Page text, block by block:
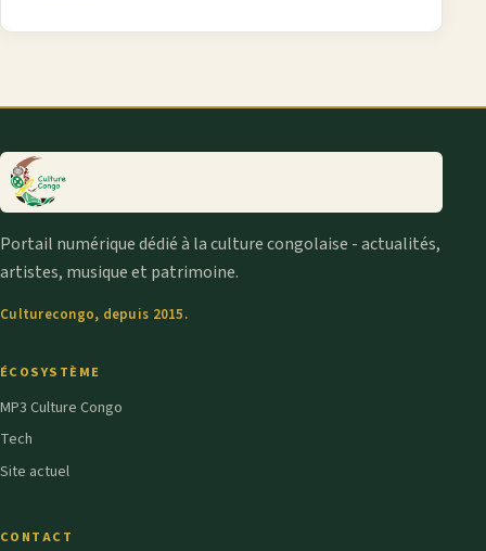
Portail numérique dédié à la culture congolaise - actualités,
artistes, musique et patrimoine.
Culturecongo, depuis 2015.
ÉCOSYSTÈME
MP3 Culture Congo
Tech
Site actuel
CONTACT